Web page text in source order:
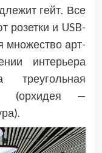
гейт. Все
розетки и USB-
множество арт-
интерьера
треугольная
(орхидея —